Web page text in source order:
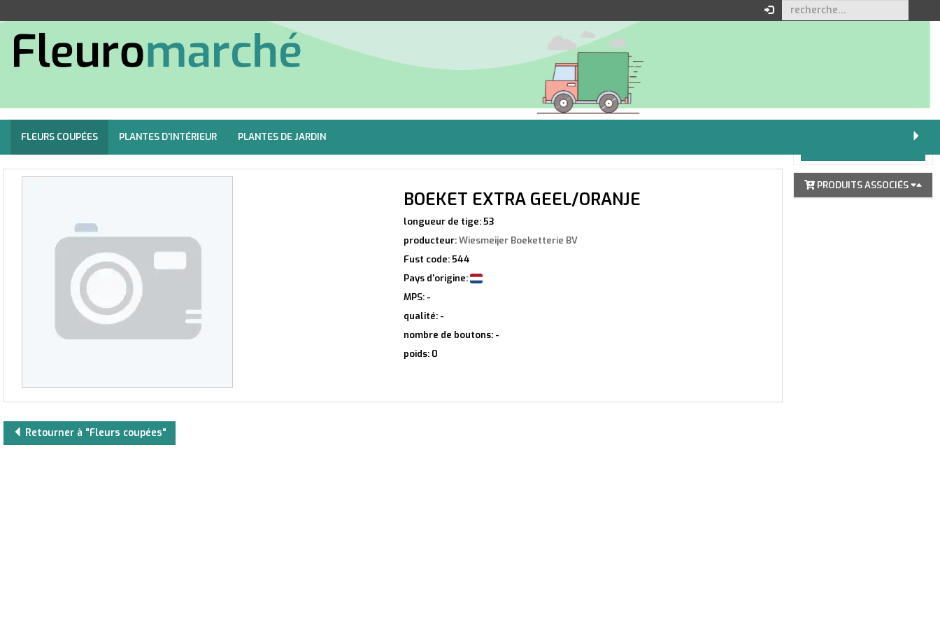
FLEURS COUPÉES PLANTES D'INTÉRIEUR PLANTES DE JARDIN
BOEKET EXTRA GEEL/ORANJE
longueur de tige: 53
producteur:Wiesmeijer Boeketterie BV
Fust code: 544
Pays d'origine:
MPS: -
qualité: -
nombre de boutons: -
poids: 0
Retourner à "Fleurs coupées"
vous devez être identifié.
PRODUITS ASSOCIÉS